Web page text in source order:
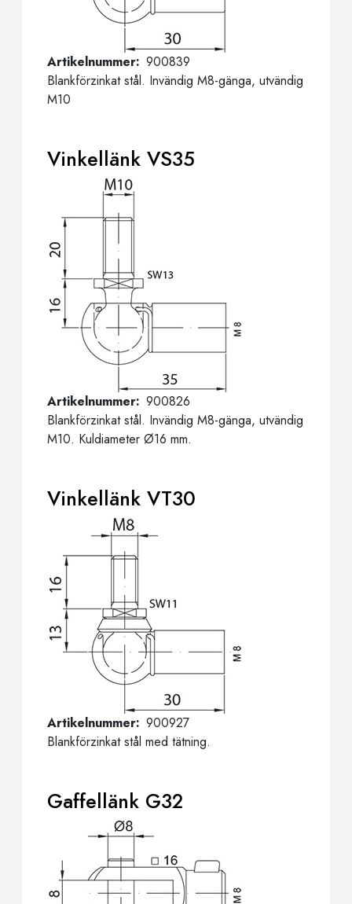
Artikelnummer 900839
Blankförzinkat stål. Invändig M8-gänga, utvändig
M10
Vinkellänk VS35
Artikelnummer 900826
Blankförzinkat stål. Invändig M8-gänga, utvändig
M10. Kuldiameter Ø16 mm.
Vinkellänk VT30
Artikelnummer 900927
Blankförzinkat stål med tätning.
Gaffellänk G32